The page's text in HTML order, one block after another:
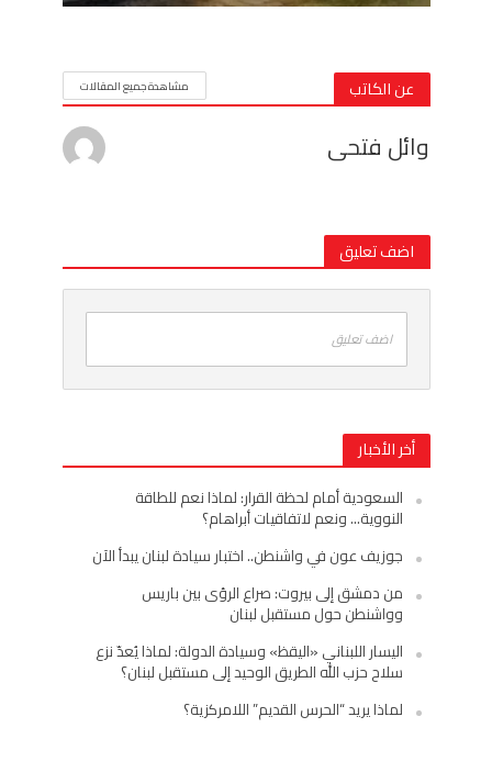
عن الكاتب مشاهدة جميع المقالات
وائل فتحى
اضف تعليق
اضف تعليق
أخر الأخبار
السعودية أمام لحظة القرار: لماذا نعم للطاقة
النووية… ونعم لاتفاقيات أبراهام؟
جوزيف عون في واشنطن.. اختبار سيادة لبنان يبدأ الآن
من دمشق إلى بيروت: صراع الرؤى بين باريس
وواشنطن حول مستقبل لبنان
اليسار اللبناني «اليقظ» وسيادة الدولة: لماذا يُعدّ نزع
سلاح حزب الله الطريق الوحيد إلى مستقبل لبنان؟
لماذا يريد “الحرس القديم” اللامركزية؟